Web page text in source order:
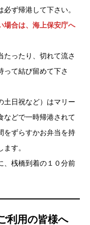
ず帰港して下さい。
場合は、海上保安庁へ
たったり、切れて流さ
って結び留めて下さ
土日祝など）はマリー
などで一時帰港されて
をずらすかお弁当を持
す。
、桟橋到着の１０分前
利用の皆様へ